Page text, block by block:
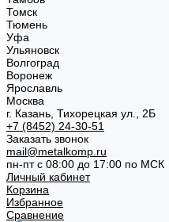
Томск
Тюмень
Уфа
Ульяновск
Волгоград
Воронеж
Ярославль
Москва
г. Казань, Тихорецкая ул., 2Б
+7 (8452) 24-30-51
Заказать звонок
mail@metalkomp.ru
пн-пт с 08:00 до 17:00 по МСК
Личный кабинет
Корзина
Избранное
Сравнение